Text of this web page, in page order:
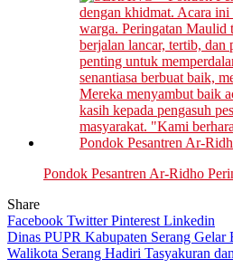
Pondok Pesantren Ar-Ridho
Share
Facebook TwitterPinterest Linkedin
Navigasi
pos
Dinas PUPR Kabupaten Serang Gelar
Walikota Serang Hadiri Tasyakuran